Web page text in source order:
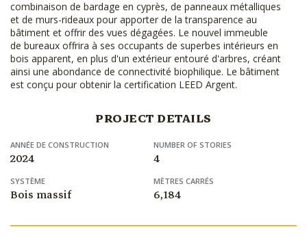
combinaison de bardage en cyprès, de panneaux métalliques
et de murs-rideaux pour apporter de la transparence au
bâtiment et offrir des vues dégagées. Le nouvel immeuble
de bureaux offrira à ses occupants de superbes intérieurs en
bois apparent, en plus d'un extérieur entouré d'arbres, créant
ainsi une abondance de connectivité biophilique. Le bâtiment
est conçu pour obtenir la certification LEED Argent.
PROJECT DETAILS
ANNÉE DE CONSTRUCTION
2024
NUMBER OF STORIES
4
SYSTÈME
Bois massif
MÈTRES CARRÉS
6,184